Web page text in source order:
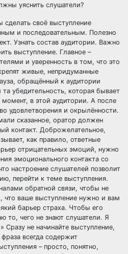
уяснить слушатели?
сделать своё выступление
и последовательным. Полезно
Узнать состав аудитории. Важно
выступление. Главное –
и уверенность в том, что это
живые, непридуманные
обращённый к аудитории
та убедительность, которая бывает
момент, в этой аудитории. А после
удовлетворения и окрылённости.
сказанное, оратор должен
контакт. Доброжелательное,
как правило, ответные
отрицательных эмоций, нужно
эмоционального контакта со
настроение слушателей позволит
перейти к теме выступления.
обратной связи, чтобы не
ваше выступление нужно и вам
барьер страха. Чтобы его
то, чего не знают слушатели. Я
Сразу не начинайте выступление,
всегда содержит
– просто, понятно,